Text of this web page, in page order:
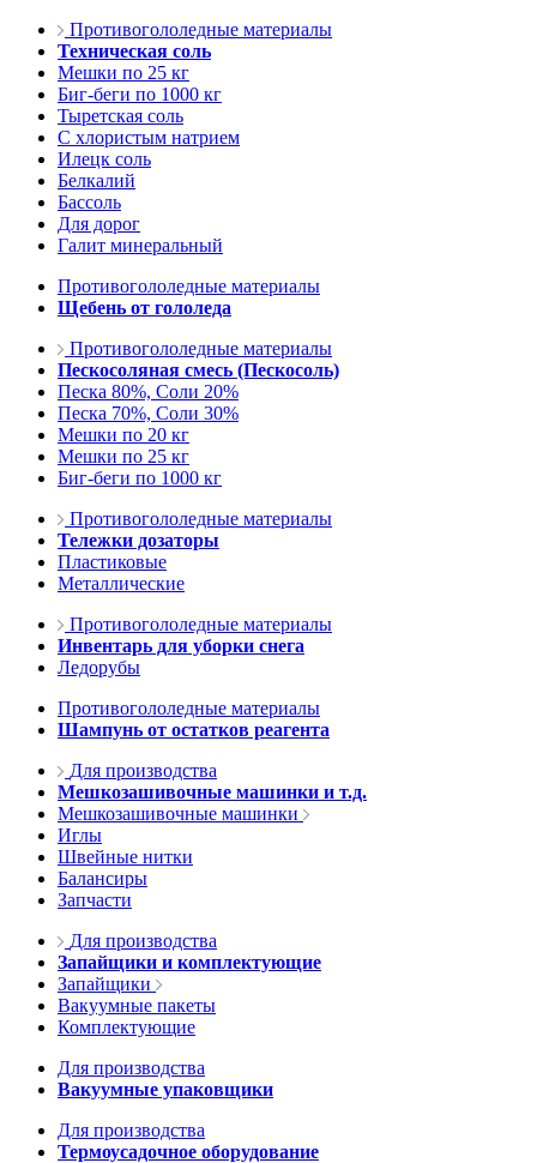
Противогололедные материалы
Техническая соль
Мешки по 25 кг
Биг-беги по 1000 кг
Тыретская соль
С хлористым натрием
Илецк соль
Белкалий
Бассоль
Для дорог
Галит минеральный
Противогололедные материалы
Щебень от гололеда
Противогололедные материалы
Пескосоляная смесь (Пескосоль)
Песка 80%, Соли 20%
Песка 70%, Соли 30%
Мешки по 20 кг
Мешки по 25 кг
Биг-беги по 1000 кг
Противогололедные материалы
Тележки дозаторы
Пластиковые
Металлические
Противогололедные материалы
Инвентарь для уборки снега
Ледорубы
Противогололедные материалы
Шампунь от остатков реагента
Для производства
Мешкозашивочные машинки и т.д.
Мешкозашивочные машинки
Иглы
Швейные нитки
Балансиры
Запчасти
Для производства
Запайщики и комплектующие
Запайщики
Вакуумные пакеты
Комплектующие
Для производства
Вакуумные упаковщики
Для производства
Термоусадочное оборудование